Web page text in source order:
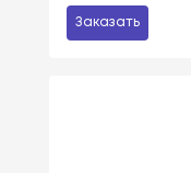
Заказать